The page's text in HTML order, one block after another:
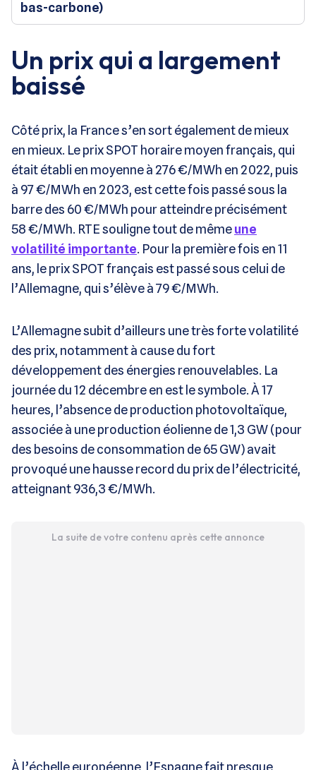
bas-carbone)
Un prix qui a largement
baissé
Côté prix, la France s’en sort également de mieux
en mieux. Le prix SPOT horaire moyen français, qui
était établi en moyenne à 276 €/MWh en 2022, puis
à 97 €/MWh en 2023, est cette fois passé sous la
barre des 60 €/MWh pour atteindre précisément
58 €/MWh. RTE souligne tout de mêmeune
volatilité importante. Pour la première fois en 11
ans, le prix SPOT français est passé sous celui de
l’Allemagne, qui s’élève à 79 €/MWh.
L’Allemagne subit d’ailleurs une très forte volatilité
des prix, notamment à cause du fort
développement des énergies renouvelables. La
journée du 12 décembre en est le symbole. À 17
heures, l’absence de production photovoltaïque,
associée à une production éolienne de 1,3 GW (pour
des besoins de consommation de 65 GW) avait
provoqué une hausse record du prix de l’électricité,
atteignant 936,3 €/MWh.
La suite de votre contenu après cette annonce
À l’échelle européenne, l’Espagne fait presque